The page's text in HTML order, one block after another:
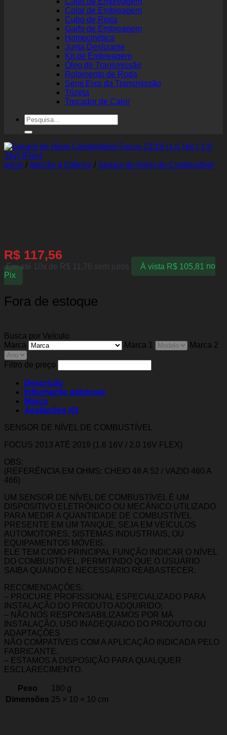
Colar de Embreagem
Cubo de Roda
Garfo de Embreagem
Homocinética
Junta Deslizante
Kit de Embreagem
Óleo de Transmissão
Rolamento de Roda
Semi Eixo da Transmissão
Trizeta
Trocador de Calor
Pesquisar
por:
Início / Ignição e Elétrica / Sensor de Nível de Combustível
R$ 117,56
Em até 10x de R$ 11,76 sem juros À vista R$105,81 no
Pix
Fora de estoque
Busca por Veículo
Marca
Marca 1 Marca 2
Filtro de preço
Descrição
Informação adicional
Marca
Avaliações (0)
SENSOR DE NÍVEL DE COMBUSTÍVEL
FOCUS 2013 ATÉ 2019 (1.6 16V / 2.0 16V FLEX)
OBS:
(REFERÊNCIA EM OHMS: CHEIO 48 A 52 / VAZIO 460 A
466)
UM SENSOR DE NÍVEL DE COMBUSTÍVEL É UM
DISPOSITIVO ELETRÔNICO OU MECÂNICO UTILIZADO
PARA MEDIR A QUANTIDADE DE COMBUSTÍVEL
PRESENTE EM UM TANQUE, SEJA EM VEÍCULOS
AUTOMOTORES, SISTEMAS INDUSTRIAIS, OU
EQUIPAMENTOS MÓVEIS.
ELE TEM COMO PRINCIPAL FUNÇÃO INDICAR O NÍVEL
DO COMBUSTÍVEL, PERMITINDO QUE O USUÁRIO
SAIBA QUANDO É NECESSÁRIO REABASTECER.
RECOMENDAÇÕES:
– PROCURE PROFISSIONAL ESPECIALIZADO PARA
INSTALAÇÃO DO PRODUTO ADQUIRIDO;
– NÃO NOS RESPONSABILIZAMOS POR MÁ
INSTALAÇÃO, USO INADEQUADO DO PRODUTO OU
ADAPTAÇÕES
NÃO COMPATÍVEIS COM A APLICAÇÃO INDICADA PELO
FABRICANTE.
– ESTAMOS A DISPOSIÇÃO PARA QUALQUER
ESCLARECIMENTO.
Peso
180 g
Dimensões 25 × 10 × 10 cm